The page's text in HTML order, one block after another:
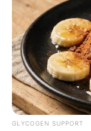
93
GLYCOGEN SUPPORT